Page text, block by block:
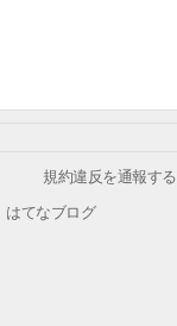
規約違反を通報する
はてなブログ